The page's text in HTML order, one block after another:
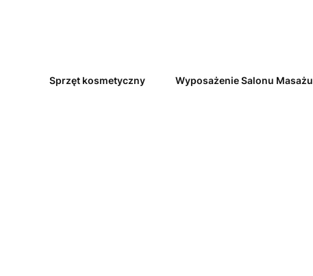
Sprzęt kosmetyczny Wyposażenie Salonu Masażu